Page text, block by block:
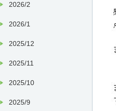
2026/2
2026/1
2025/12
2025/11
2025/10
2025/9